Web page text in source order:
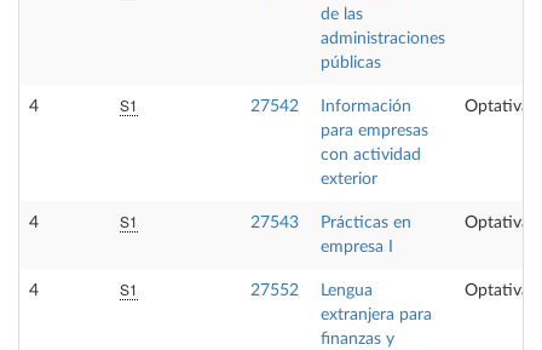
de las
administraciones
públicas
4 S1 27542
Información
para empresas
con actividad
exterior
Optativa
4 S1 27543
Prácticas en
empresa I
Optativa
4 S1 27552
Lengua
extranjera para
finanzas y
Optativa